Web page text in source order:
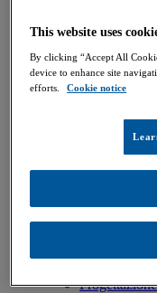
Digital
Baxi
Privati
ErP Tool -
Cerca un
Estensione
Baxi
Baxi
Servizio
This website uses
By clicking “Accept All
device to enhance site
efforts.
Cookie notice